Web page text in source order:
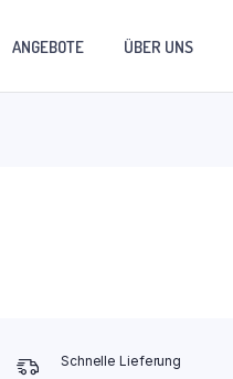
ANGEBOTE ÜBER UNS
Schnelle Lieferung